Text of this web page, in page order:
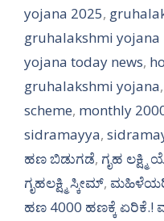
yojana 2025,
gruhalakshmi yojana
yojana today news,
gruhalakshmi yojana,
scheme, monthly
sidramayya,
ಹಣ ಬಿಡುಗಡೆ, ಗೃಹ
ಗೃಹಲಕ್ಷ್ಮಿ ಸ್ಕೀಮ್,
ಹಣ 4000 ಹಣಕ್ಕೆ